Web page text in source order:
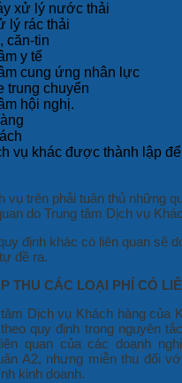
xử lý nước thải
lý rác thải
căn-tin
y tế
cung ứng nhân lực
trung chuyển
hội nghị.
vụ khác được thành lập
vụ trên phải tuân thủ những
do Trung tâm Dịch vụ
định khác có liên quan sẽ
đề ra.
THU CÁC LOẠI PHÍ CÓ
Dịch vụ Khách hàng của
quy định trong nguyên
quan của các doanh
A2, nhưng miễn thu đối
kinh doanh.